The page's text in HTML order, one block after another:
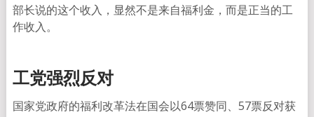
部长说的这个收入，显然不是来自福利金，而是正当的工
作收入。
工党强烈反对
国家党政府的福利改革法在国会以64票赞同、57票反对获